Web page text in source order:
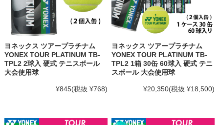
ヨネックス ツアープラチナム
YONEX TOUR PLATINUM TB-
TPL2 2球入 硬式 テニスボール
大会使用球
¥845(税抜 ¥768)
ヨネックス ツアープラチナム
YONEX TOUR PLATINUM TB-
TPL2 1箱 30缶 60球入 硬式 テニ
スボール 大会使用球
¥20,350(税抜 ¥18,500)